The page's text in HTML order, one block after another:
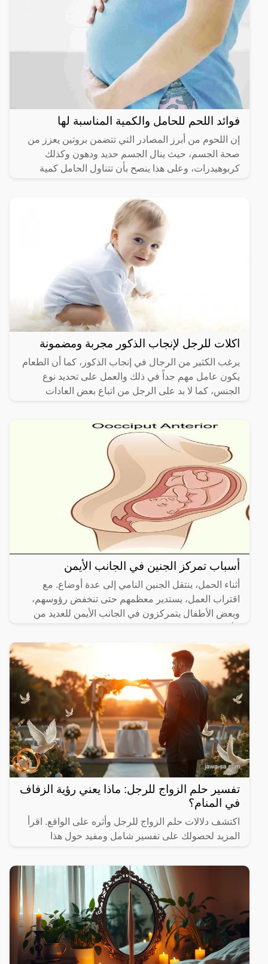
فوائد اللحم للحامل والكمية المناسبة لها
إن اللحوم من أبرز المصادر التي تتضمن بروتين يعزز من
صحة الجسم، حيث ينال الجسم حديد ودهون وكذلك
كربوهيدرات، وعلى هذا ينصح بأن تتناول الحامل كمية
اكلات للرجل لإنجاب الذكور مجربة ومضمونة
يرغب الكثير من الرجال في إنجاب الذكور، كما أن الطعام
يكون عامل مهم جداً في ذلك والعمل على تحديد نوع
الجنس، كما لا بد على الرجل من اتباع بعض العادات
أسباب تمركز الجنين في الجانب الأيمن
أثناء الحمل، ينتقل الجنين النامي إلى عدة أوضاع. مع
اقتراب العمل، يستدير معظمهم حتى تنخفض رؤوسهم،
وبعض الأطفال يتمركزون في الجانب الأيمن للعديد من
تفسير حلم الزواج للرجل: ماذا يعني رؤية الزفاف
في المنام؟
اكتشف دلالات حلم الزواج للرجل وأثره على الواقع. اقرأ
المزيد لحصولك على تفسير شامل ومفيد حول هذا